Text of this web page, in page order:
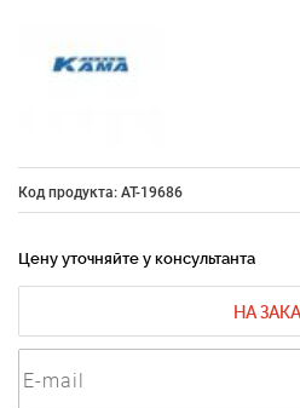
Код продукта: AT-19686
Цену уточняйте у консультанта
НА